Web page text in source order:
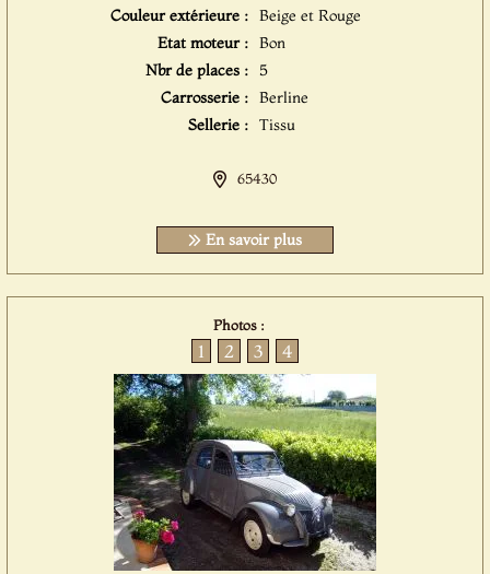
Couleur extérieure : Beige et Rouge
Etat moteur : Bon
Nbr de places : 5
Carrosserie : Berline
Sellerie : Tissu
65430
En savoir plus
Photos :
1 2 3 4